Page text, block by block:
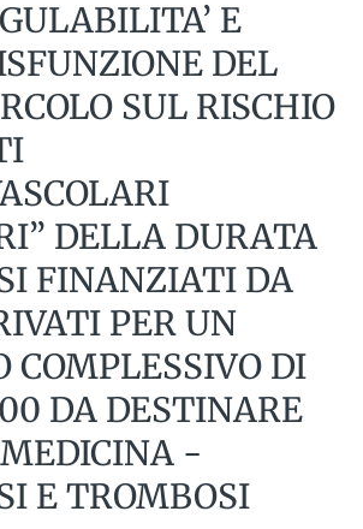
E
DEL
SUL RISCHIO
DELLA DURATA
FINANZIATI DA
PER UN
COMPLESSIVO DI
DA DESTINARE
-
E TROMBOSI